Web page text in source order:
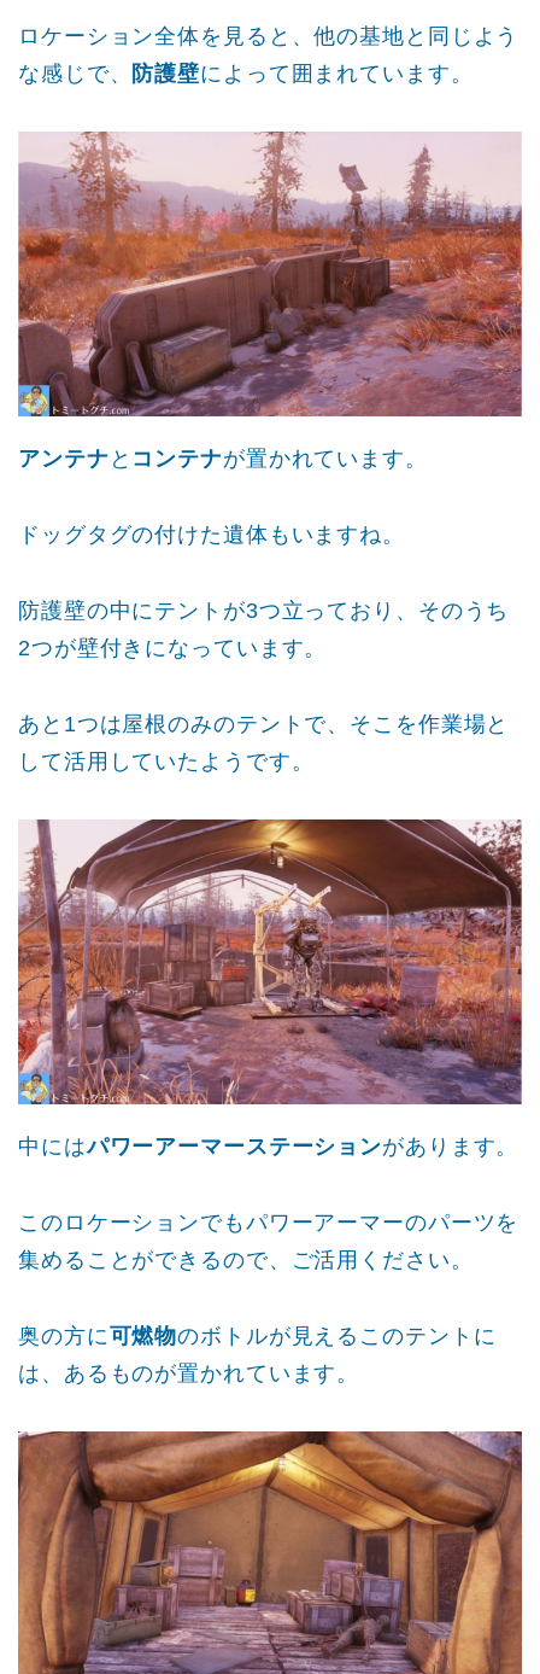
ロケーション全体を見ると、他の基地と同じよう
な感じで、
防護壁によって囲まれています。
アンテナ と コンテナが置かれています。
ドッグタグの付けた遺体もいますね。
防護壁の中にテントが3つ立っており、そのうち
2つが壁付きになっています。
あと1つは屋根のみのテントで、そこを作業場と
して活用していたようです。
中にはパワーアーマーステーションがあります。
このロケーションでもパワーアーマーのパーツを
集めることができるので、ご活用ください。
奥の方に可燃物のボトルが見えるこのテントに
は、あるものが置かれています。